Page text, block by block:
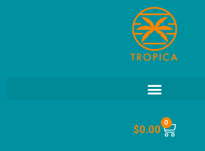
$0.00
0